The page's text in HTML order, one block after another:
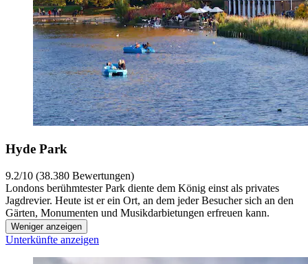
Hyde Park
9.2/10 (38.380 Bewertungen)
Londons berühmtester Park diente dem König einst als privates
Jagdrevier. Heute ist er ein Ort, an dem jeder Besucher sich an den
Gärten, Monumenten und Musikdarbietungen erfreuen kann.
Weniger anzeigen
Unterkünfte anzeigen